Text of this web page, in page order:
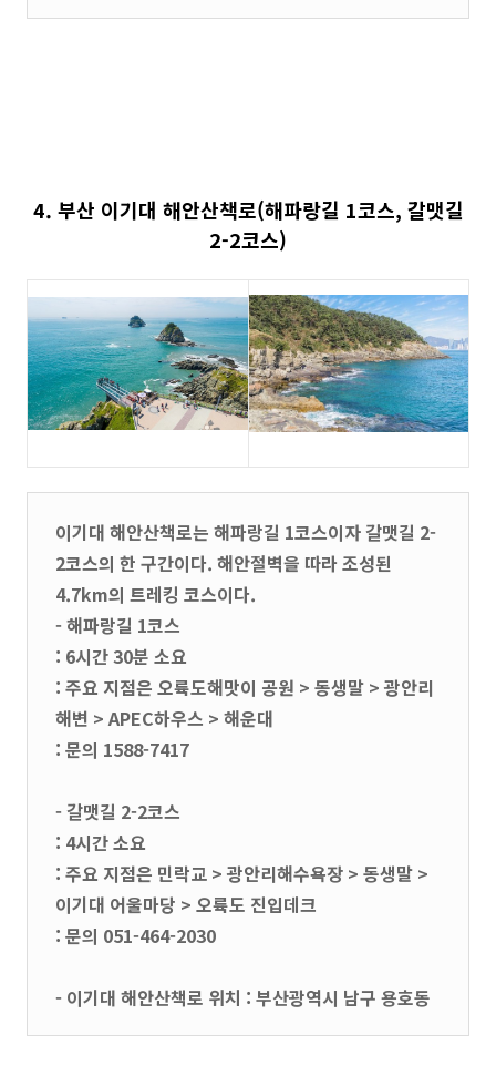
4. 부산 이기대 해안산책로(해파랑길 1코스, 갈맷길
2-2코스)
이기대 해안산책로는 해파랑길 1코스이자 갈맷길 2-
2코스의 한 구간이다. 해안절벽을 따라 조성된
4.7km의 트레킹 코스이다.
- 해파랑길 1코스
: 6시간 30분 소요
: 주요 지점은 오륙도해맛이 공원 > 동생말 > 광안리
해변 > APEC하우스 > 해운대
: 문의 1588-7417
- 갈맷길 2-2코스
: 4시간 소요
: 주요 지점은 민락교 > 광안리해수욕장 > 동생말 >
이기대 어울마당 > 오륙도 진입데크
: 문의 051-464-2030
- 이기대 해안산책로 위치 : 부산광역시 남구 용호동